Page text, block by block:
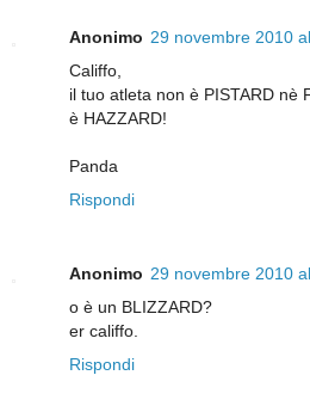
Anonimo 29 novembre 2010
Califfo,
il tuo atleta non è PISTARD nè
è HAZZARD!
Panda
Rispondi
Anonimo 29 novembre 2010
o è un BLIZZARD?
er califfo.
Rispondi